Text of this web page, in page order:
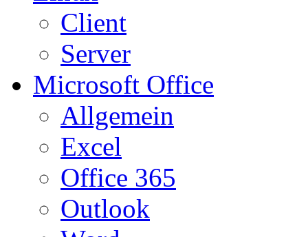
Client
Server
Microsoft Office
Allgemein
Excel
Office 365
Outlook